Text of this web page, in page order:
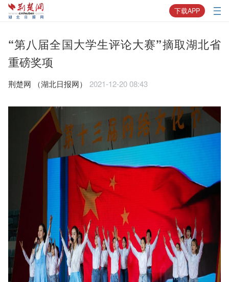
下载APP
“第八届全国大学生评论大赛”摘取湖北省
重磅奖项
荆楚网 ​（湖北日报网） 2021-12-20 08:43